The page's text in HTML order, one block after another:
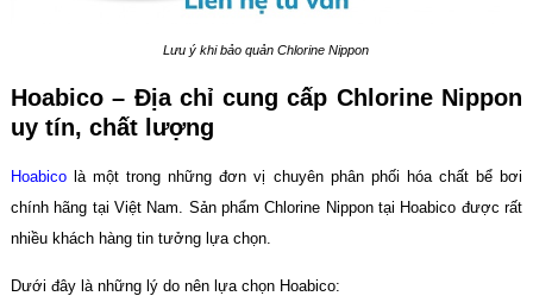
Lưu ý khi bảo quản Chlorine Nippon
Hoabico – Địa chỉ cung cấp Chlorine Nippon
uy tín, chất lượng
Hoabicolà một trong những đơn vị chuyên phân phối hóa chất bể bơi
chính hãng tại Việt Nam. Sản phẩm Chlorine Nippon tại Hoabico được rất
nhiều khách hàng tin tưởng lựa chọn.
Dưới đây là những lý do nên lựa chọn Hoabico: